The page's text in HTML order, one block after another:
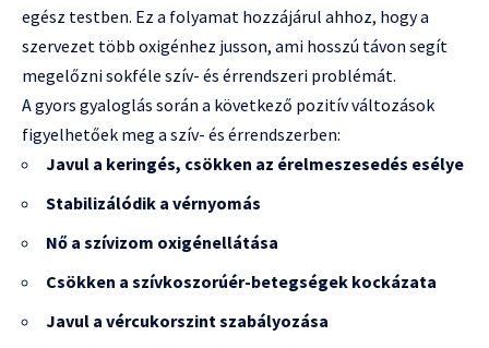
egész testben. Ez a folyamat hozzájárul ahhoz, hogy a
szervezet több oxigénhez jusson, ami hosszú távon segít
megelőzni sokféle szív- és érrendszeri problémát.
A gyors gyaloglás során a következő pozitív változások
figyelhetőek meg a szív- és érrendszerben:
Javul a keringés, csökken az érelmeszesedés esélye
Stabilizálódik a vérnyomás
Nő a szívizom oxigénellátása
Csökken a szívkoszorúér-betegségek kockázata
Javul a vércukorszint szabályozása